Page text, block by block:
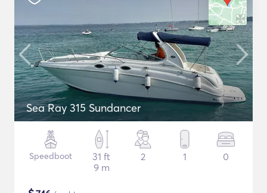
Sea Ray 315 Sundancer
Speedboot
31 ft
9 m
2 1 0